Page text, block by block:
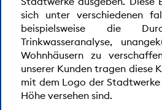
sich unter verschiedenen
beispielsweise die
Trinkwasseranalyse,
Wohnhäusern zu
unserer Kunden tragen diese
mit dem Logo der
Höhe versehen sind.
Sollten Sie einen technischen
unsere Störmeldestelle rund um
NAVIGATION
PRODUKTE